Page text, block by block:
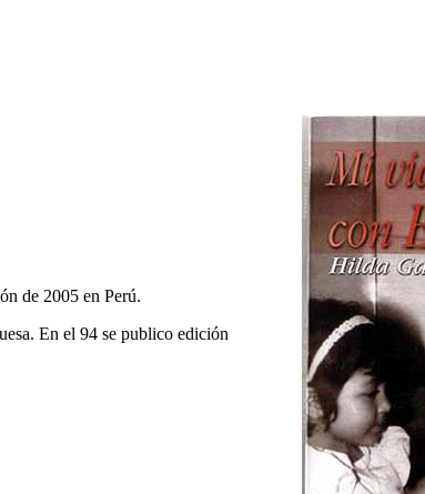
de 2005 en Perú.
En el 94 se publico edición